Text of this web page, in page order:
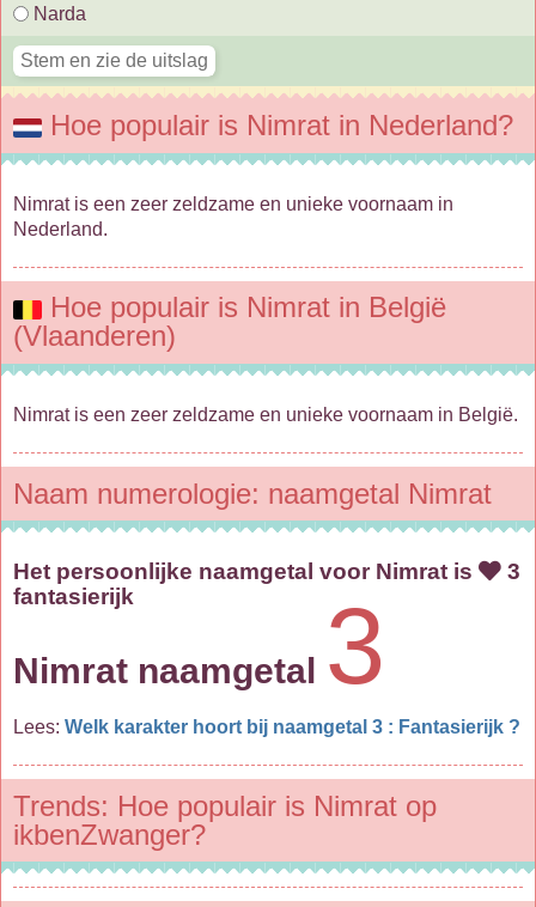
Narda
Hoe populair is Nimrat in Nederland?
Nimrat is een zeer zeldzame en unieke voornaam in
Nederland.
Hoe populair is Nimrat in België
(Vlaanderen)
Nimrat is een zeer zeldzame en unieke voornaam in België.
Naam numerologie: naamgetal Nimrat
Het persoonlijke naamgetal voor Nimrat is
3
fantasierijk
Nimrat naamgetal 3
Lees: Welk karakter hoort bij naamgetal 3 : Fantasierijk ?
Trends: Hoe populair is Nimrat op
ikbenZwanger?